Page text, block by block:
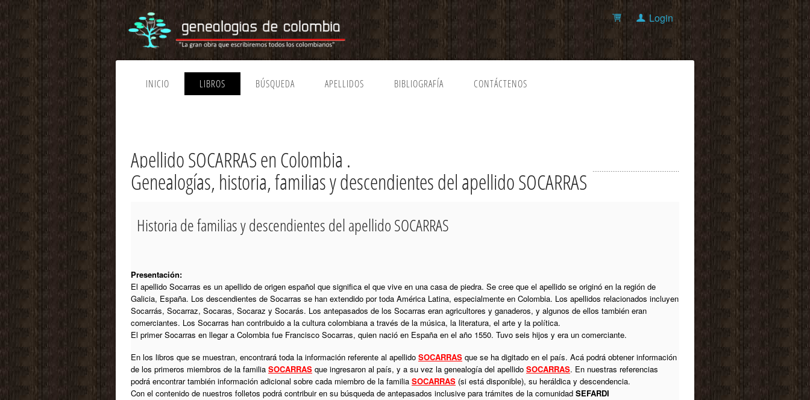
Login
INICIO LIBROS BÚSQUEDA APELLIDOS BIBLIOGRAFÍA CONTÁCTENOS
Apellido SOCARRAS en Colombia .
Genealogías, historia, familias y descendientes del apellido SOCARRAS
Historia de familias y descendientes del apellido SOCARRAS
Presentación:
El apellido Socarras es un apellido de origen español que significa el que vive en una casa de piedra. Se cree que el apellido se originó en la región de
Galicia, España. Los descendientes de Socarras se han extendido por toda América Latina, especialmente en Colombia. Los apellidos relacionados incluyen
Socarrás, Socarraz, Socaras, Socaraz y Socarás. Los antepasados de los Socarras eran agricultores y ganaderos, y algunos de ellos también eran
comerciantes. Los Socarras han contribuido a la cultura colombiana a través de la música, la literatura, el arte y la política.
El primer Socarras en llegar a Colombia fue Francisco Socarras, quien nació en España en el año 1550. Tuvo seis hijos y era un comerciante.
En los libros que se muestran, encontrará toda la información referente al apellido SOCARRAS que se ha digitado en el país. Acá podrá obtener información
de los primeros miembros de la familia SOCARRAS que ingresaron al país, y a su vez la genealogía del apellido SOCARRAS. En nuestras referencias
podrá encontrar también información adicional sobre cada miembro de la familia SOCARRAS (si está disponible), su heráldica y descendencia.
Con el contenido de nuestros folletos podrá contribuir en su búsqueda de antepasados inclusive para trámites de la comunidad SEFARDI